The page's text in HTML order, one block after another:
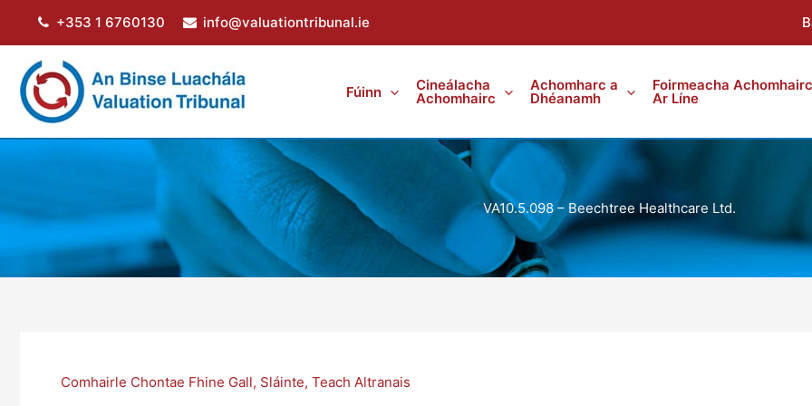
+353 1 6760130 info@valuationtribunal.ie
Fúinn Cineálacha
Achomhairc
Achomharc a
Dhéanamh
Foirmeacha Achomhairc
Ar Líne
VA10.5.098 – Beechtree Healthcare Ltd.
Comhairle Chontae Fhine Gall, Sláinte, Teach Altranais